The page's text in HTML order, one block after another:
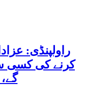
راولپنڈی:
کرنے کی کسی